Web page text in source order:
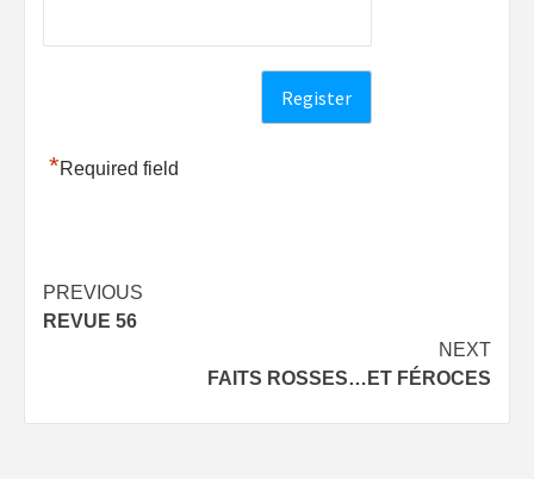
*Required field
Post
navigation
PREVIOUS
REVUE 56
NEXT
FAITS ROSSES…ET FÉROCES